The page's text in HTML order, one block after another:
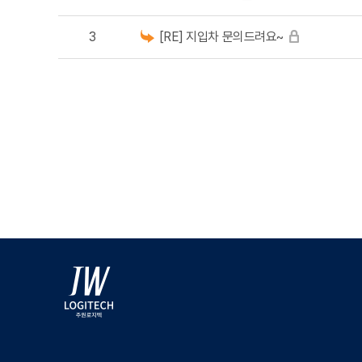
3 [RE] 지입차 문의드려요~